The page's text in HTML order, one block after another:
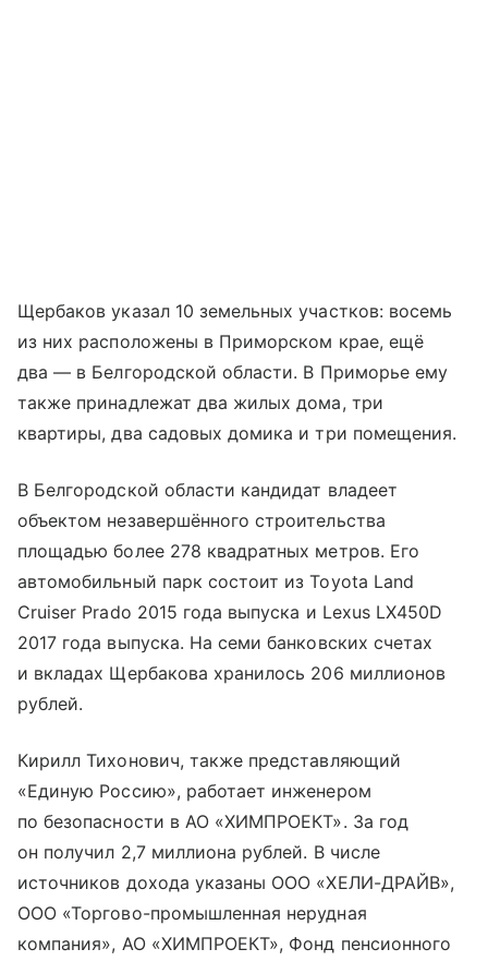
Щербаков указал 10 земельных участков: восемь
из них расположены в Приморском крае, ещё
два — в Белгородской области. В Приморье ему
также принадлежат два жилых дома, три
квартиры, два садовых домика и три помещения.
В Белгородской области кандидат владеет
объектом незавершённого строительства
площадью более 278 квадратных метров. Его
автомобильный парк состоит из Toyota Land
Cruiser Prado 2015 года выпуска и Lexus LX450D
2017 года выпуска. На семи банковских счетах
и вкладах Щербакова хранилось 206 миллионов
рублей.
Кирилл Тихонович, также представляющий
«Единую Россию», работает инженером
по безопасности в АО «ХИМПРОЕКТ». За год
он получил 2,7 миллиона рублей. В числе
источников дохода указаны ООО «ХЕЛИ-ДРАЙВ»,
ООО «Торгово-промышленная нерудная
компания», АО «ХИМПРОЕКТ», Фонд пенсионного